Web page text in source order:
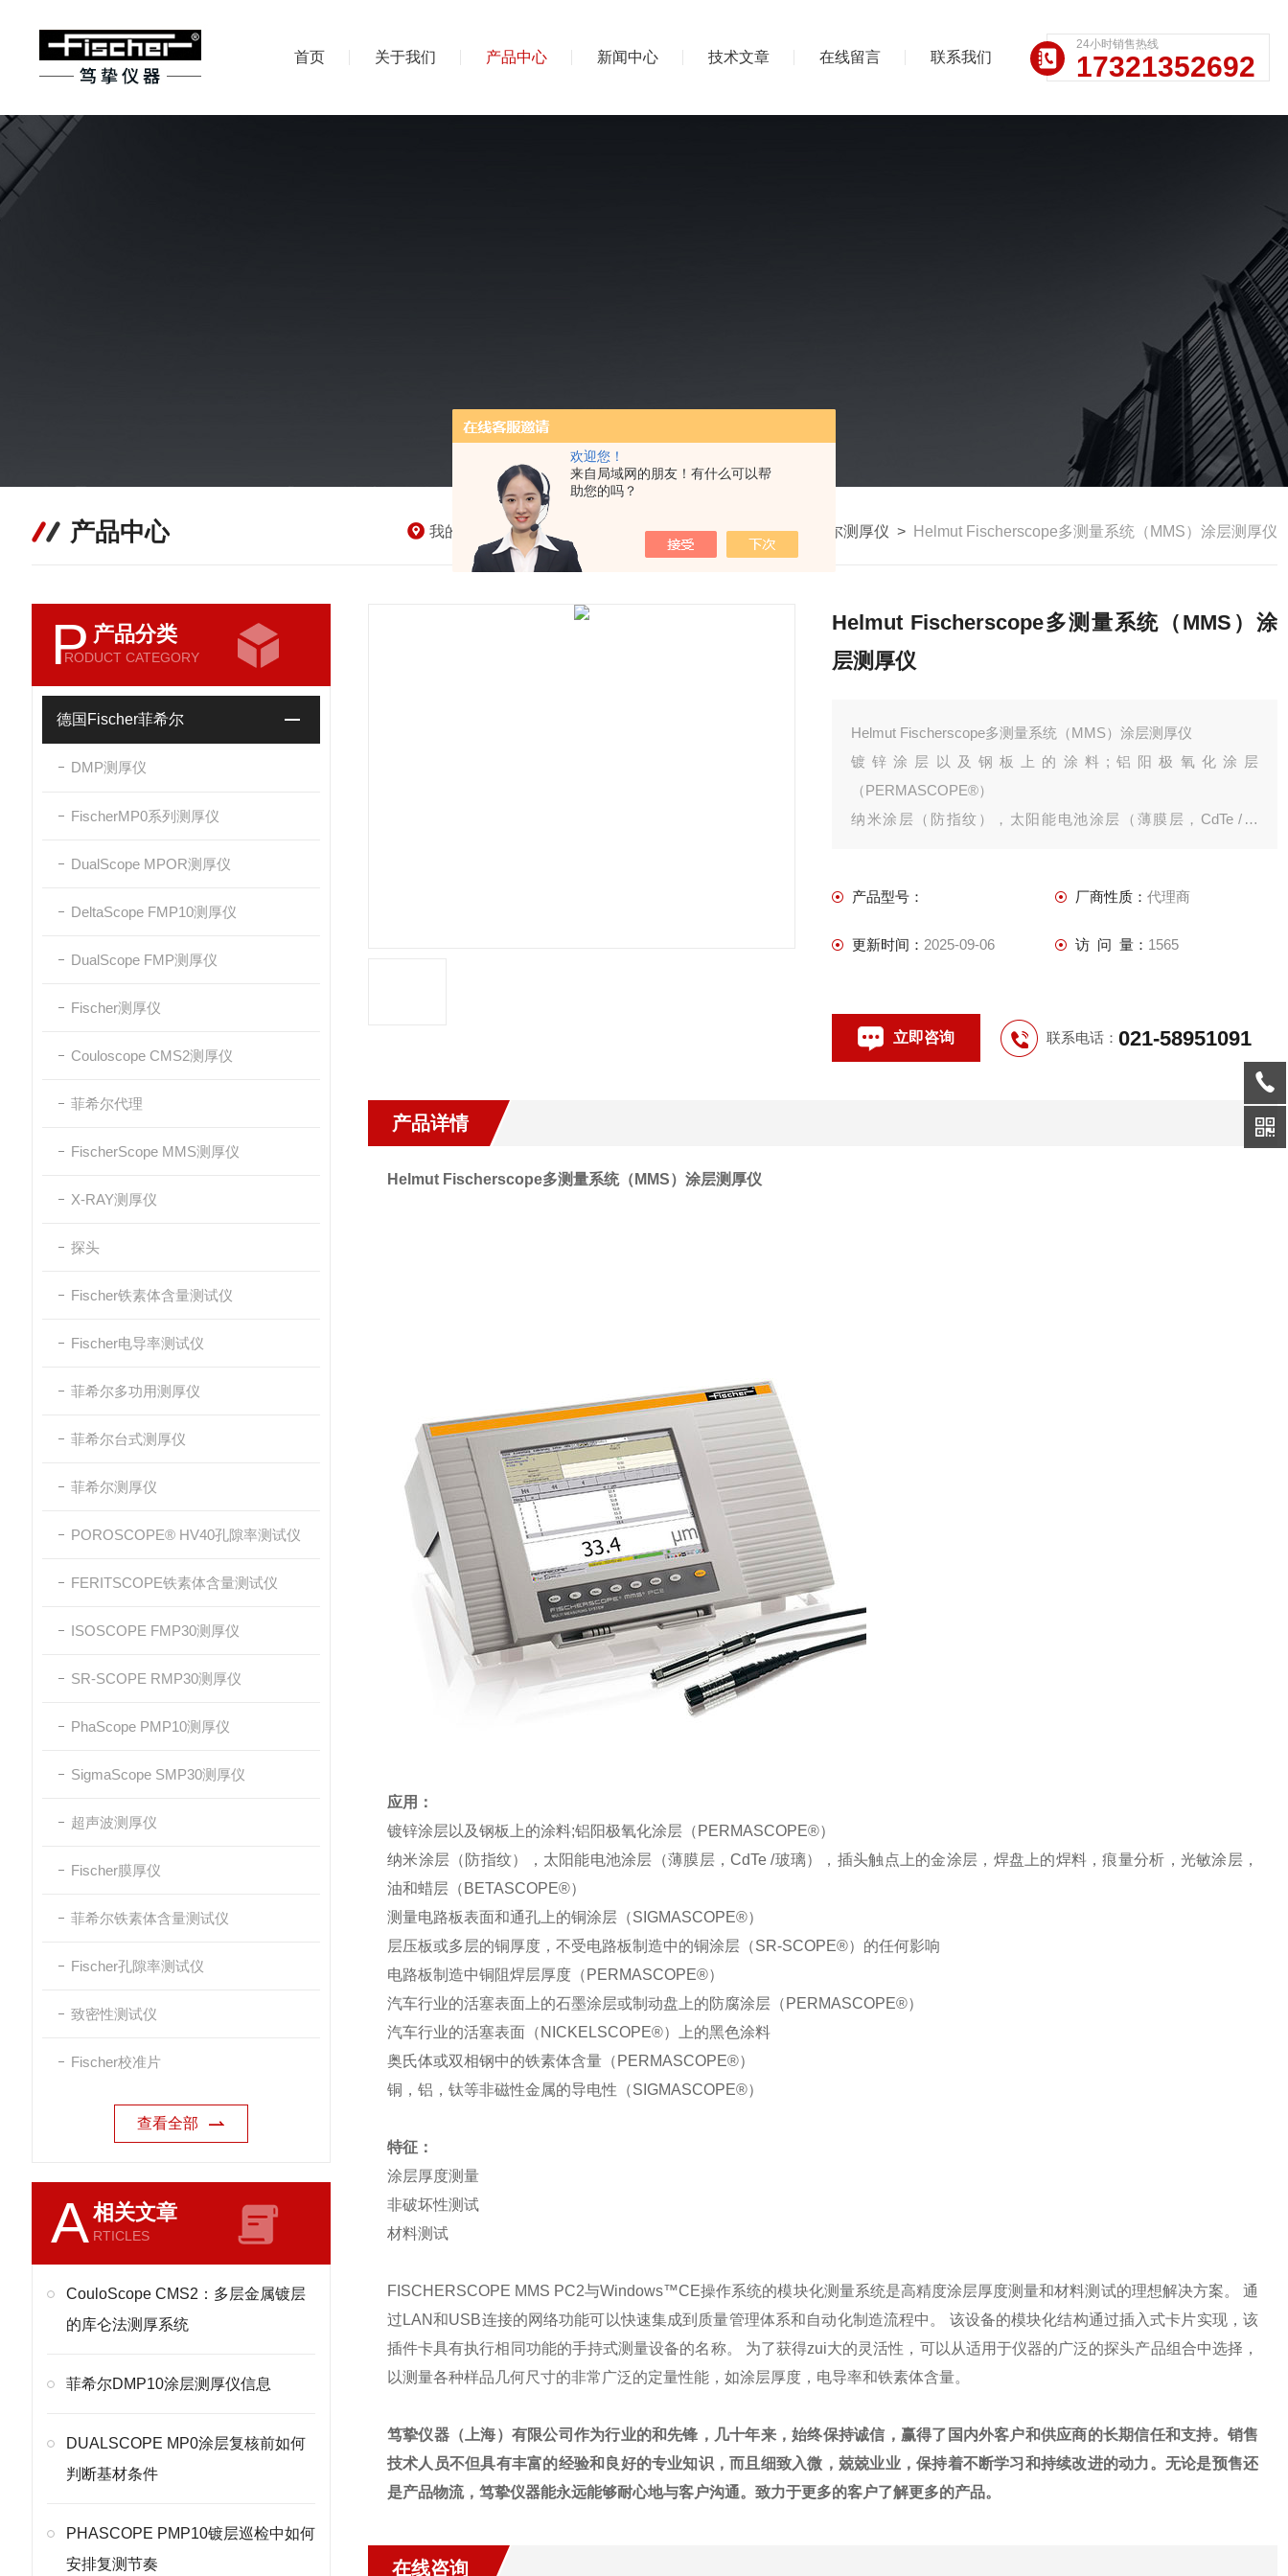
欢迎您！
来自局域网的朋友！有什么可以帮
助您的吗？
首页 关于我们 产品中心 新闻中心 技术文章 在线留言 联系我们
24小时销售热线
17321352692
产品中心 我的位置： 首页> >德国Fischer菲希尔>菲希尔测厚仪 > Helmut Fischerscope多测量系统（MMS）涂层测厚仪
P 产品分类
RODUCT CATEGORY
德国Fischer菲希尔
DMP测厚仪
FischerMP0系列测厚仪
DualScope MPOR测厚仪
DeltaScope FMP10测厚仪
DualScope FMP测厚仪
Fischer测厚仪
Couloscope CMS2测厚仪
菲希尔代理
FischerScope MMS测厚仪
X-RAY测厚仪
探头
Fischer铁素体含量测试仪
Fischer电导率测试仪
菲希尔多功用测厚仪
菲希尔台式测厚仪
菲希尔测厚仪
POROSCOPE® HV40孔隙率测试仪
FERITSCOPE铁素体含量测试仪
ISOSCOPE FMP30测厚仪
SR-SCOPE RMP30测厚仪
PhaScope PMP10测厚仪
SigmaScope SMP30测厚仪
超声波测厚仪
Fischer膜厚仪
菲希尔铁素体含量测试仪
Fischer孔隙率测试仪
致密性测试仪
Fischer校准片
查看全部
A相关文章
RTICLES
CouloScope CMS2：多层金属镀层
的库仑法测厚系统
菲希尔DMP10涂层测厚仪信息
DUALSCOPE MP0涂层复核前如何
判断基材条件
PHASCOPE PMP10镀层巡检中如何
安排复测节奏
Helmut Fischerscope多测量系统（MMS）涂
层测厚仪
Helmut Fischerscope多测量系统（MMS）涂层测厚仪
镀锌涂层以及钢板上的涂料;铝阳极氧化涂层
（PERMASCOPE®）
纳米涂层（防指纹），太阳能电池涂层（薄膜层，CdTe /玻
测量电路板表面和通孔上的铜涂层（SIGMASCOPE®）
层压板或多层的铜厚度，不受电路板制造中的铜涂层（S
产品型号： 厂商性质： 代理商
更新时间： 2025-09-06 访 问 量： 1565
立即咨询 联系电话： 021-58951091
产品详情
Helmut Fischerscope多测量系统（MMS）涂层测厚仪
应用：
镀锌涂层以及钢板上的涂料;铝阳极氧化涂层（PERMASCOPE®）
纳米涂层（防指纹），太阳能电池涂层（薄膜层，CdTe /玻璃），插头触点上的金涂层，焊盘上的焊料，痕量分析，光敏涂层，
油和蜡层（BETASCOPE®）
测量电路板表面和通孔上的铜涂层（SIGMASCOPE®）
层压板或多层的铜厚度，不受电路板制造中的铜涂层（SR-SCOPE®）的任何影响
电路板制造中铜阻焊层厚度（PERMASCOPE®）
汽车行业的活塞表面上的石墨涂层或制动盘上的防腐涂层（PERMASCOPE®）
汽车行业的活塞表面（NICKELSCOPE®）上的黑色涂料
奥氏体或双相钢中的铁素体含量（PERMASCOPE®）
铜，铝，钛等非磁性金属的导电性（SIGMASCOPE®）
特征：
涂层厚度测量
非破坏性测试
材料测试
FISCHERSCOPE MMS PC2与Windows™CE操作系统的模块化测量系统是高精度涂层厚度测量和材料测试的理想解决方案。 通
过LAN和USB连接的网络功能可以快速集成到质量管理体系和自动化制造流程中。 该设备的模块化结构通过插入式卡片实现，该
插件卡具有执行相同功能的手持式测量设备的名称。 为了获得zui大的灵活性，可以从适用于仪器的广泛的探头产品组合中选择，
以测量各种样品几何尺寸的非常广泛的定量性能，如涂层厚度，电导率和铁素体含量。
笃挚仪器（上海）有限公司作为行业的和先锋，几十年来，始终保持诚信，赢得了国内外客户和供应商的长期信任和支持。销售
技术人员不但具有丰富的经验和良好的专业知识，而且细致入微，兢兢业业，保持着不断学习和持续改进的动力。无论是预售还
是产品物流，笃挚仪器能永远能够耐心地与客户沟通。致力于更多的客户了解更多的产品。
在线咨询